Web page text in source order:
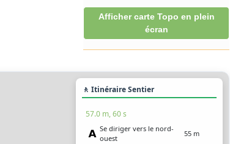
Afficher carte Topo en plein
écran
🚶 Itinéraire Sentier
57.0 m, 60 s
Se diriger vers le nord-
ouest
55 m